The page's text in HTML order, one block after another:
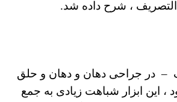
، شرح داده شد.
– در جراحی دهان و دهان و حلق
، این ابزار شباهت زیادی به جمع